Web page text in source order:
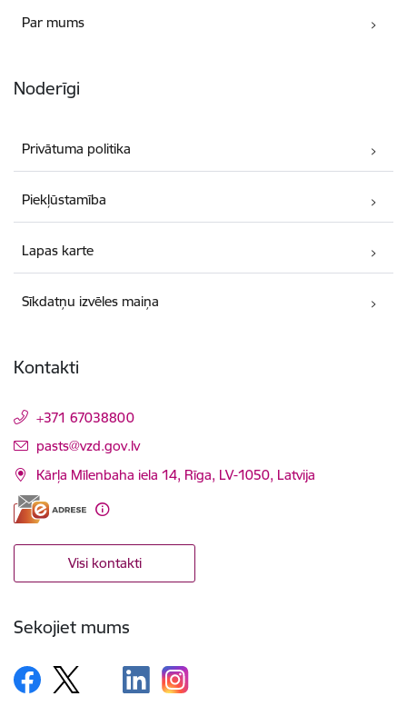
Par mums
Noderīgi
Privātuma politika
Piekļūstamība
Lapas karte
Sīkdatņu izvēles maiņa
Kontakti
+371 67038800
E-pasts:
pasts@vzd.gov.lv
Kārļa Mīlenbaha iela 14, Rīga, LV-1050, Latvija
Visi kontakti
Sekojiet mums